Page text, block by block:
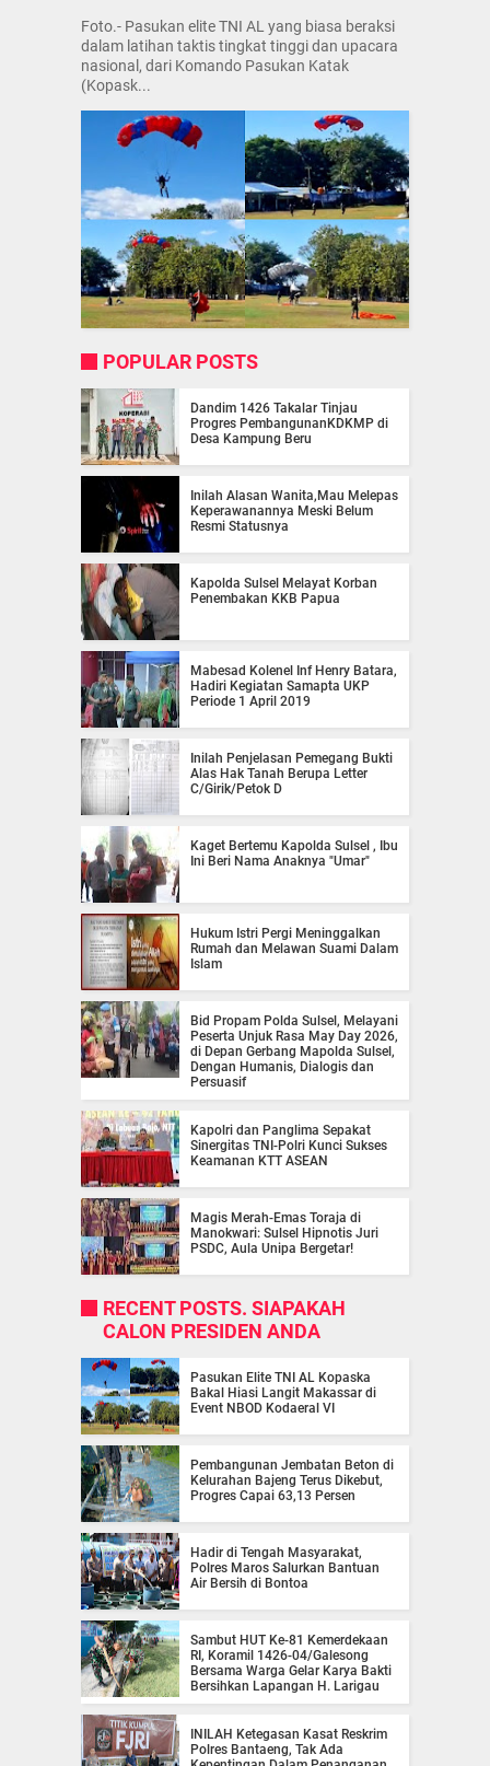
Foto.- Pasukan elite TNI AL yang biasa beraksi
dalam latihan taktis tingkat tinggi dan upacara
nasional, dari Komando Pasukan Katak
(Kopask...
POPULAR POSTS
Dandim 1426 Takalar Tinjau
Progres PembangunanKDKMP di
Desa Kampung Beru
Inilah Alasan Wanita,Mau Melepas
Keperawanannya Meski Belum
Resmi Statusnya
Kapolda Sulsel Melayat Korban
Penembakan KKB Papua
Mabesad Kolenel Inf Henry Batara,
Hadiri Kegiatan Samapta UKP
Periode 1 April 2019
Inilah Penjelasan Pemegang Bukti
Alas Hak Tanah Berupa Letter
C/Girik/Petok D
Kaget Bertemu Kapolda Sulsel , Ibu
Ini Beri Nama Anaknya "Umar"
Hukum Istri Pergi Meninggalkan
Rumah dan Melawan Suami Dalam
Islam
Bid Propam Polda Sulsel, Melayani
Peserta Unjuk Rasa May Day 2026,
di Depan Gerbang Mapolda Sulsel,
Dengan Humanis, Dialogis dan
Persuasif
Kapolri dan Panglima Sepakat
Sinergitas TNI-Polri Kunci Sukses
Keamanan KTT ASEAN
Magis Merah-Emas Toraja di
Manokwari: Sulsel Hipnotis Juri
PSDC, Aula Unipa Bergetar!
RECENT POSTS. SIAPAKAH
CALON PRESIDEN ANDA
Pasukan Elite TNI AL Kopaska
Bakal Hiasi Langit Makassar di
Event NBOD Kodaeral VI
Pembangunan Jembatan Beton di
Kelurahan Bajeng Terus Dikebut,
Progres Capai 63,13 Persen
Hadir di Tengah Masyarakat,
Polres Maros Salurkan Bantuan
Air Bersih di Bontoa
Sambut HUT Ke-81 Kemerdekaan
RI, Koramil 1426-04/Galesong
Bersama Warga Gelar Karya Bakti
Bersihkan Lapangan H. Larigau
INILAH Ketegasan Kasat Reskrim
Polres Bantaeng, Tak Ada